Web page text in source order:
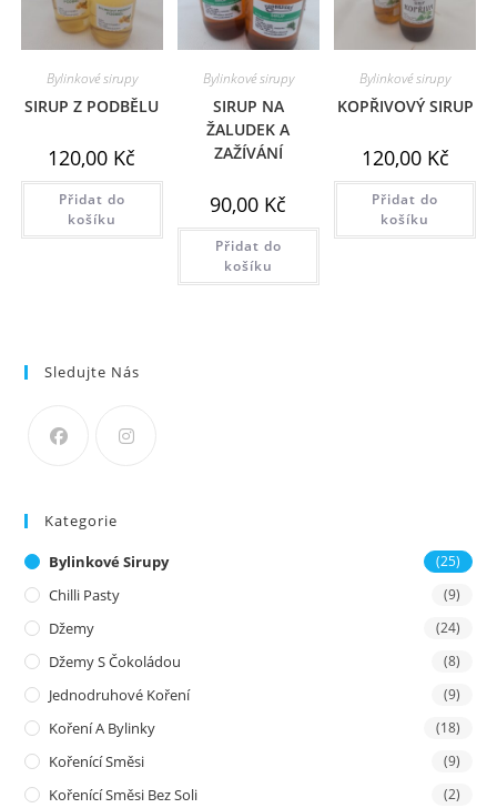
Bylinkové sirupy
SIRUP Z PODBĚLU
120,00 Kč
Přidat do
košíku
Bylinkové sirupy
SIRUP NA
ŽALUDEK A
ZAŽÍVÁNÍ
90,00 Kč
Přidat do
košíku
Bylinkové sirupy
KOPŘIVOVÝ SIRUP
120,00 Kč
Přidat do
košíku
Sledujte Nás
Kategorie
Bylinkové Sirupy (25)
Chilli Pasty (9)
Džemy (24)
Džemy S Čokoládou (8)
Jednodruhové Koření (9)
Koření A Bylinky (18)
Kořenící Směsi (9)
Kořenící Směsi Bez Soli (2)